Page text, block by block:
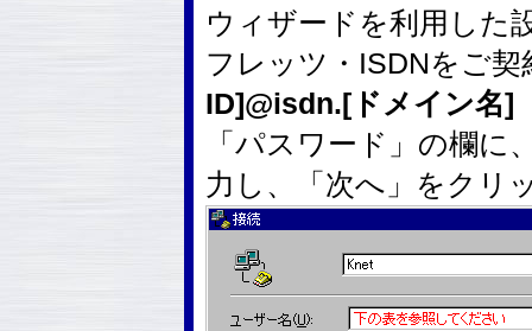
ウィザードを利用した
フレッツ・ISDNをご
ID]@isdn.[ドメイン名]
「パスワード」の欄に
力し、「次へ」をクリ